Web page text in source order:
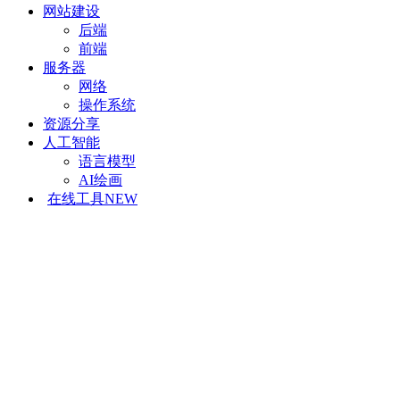
网站建设
后端
前端
服务器
网络
操作系统
资源分享
人工智能
语言模型
AI绘画
在线工具NEW